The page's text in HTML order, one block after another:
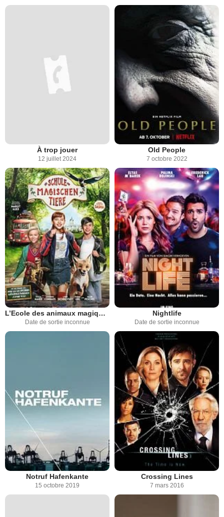
À trop jouer
12 juillet 2024
Old People
7 octobre 2022
L’Ecole des animaux magiques
Date de sortie inconnue
Nightlife
Date de sortie inconnue
Notruf Hafenkante
15 octobre 2019
Crossing Lines
7 mars 2016